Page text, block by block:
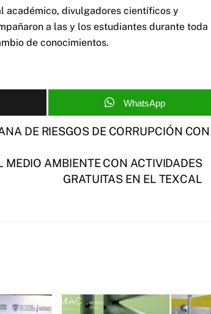
académico, divulgadores científicos y
a las y los estudiantes durante toda
de conocimientos.
WhatsApp
DE RIESGOS DE CORRUPCIÓN CON
MEDIO AMBIENTE CON ACTIVIDADES
GRATUITAS EN EL TEXCAL